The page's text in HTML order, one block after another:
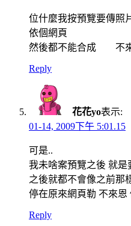
位什麼我按預覽要傳照
依個網頁
然後都不能合成 不
Reply
花花yo表示:
01-14, 2009下午 5:01.15
可是..
我未啥案預覽之後 就是
之後就都不會像之前那
停在原來網頁勒 不來恩
Reply